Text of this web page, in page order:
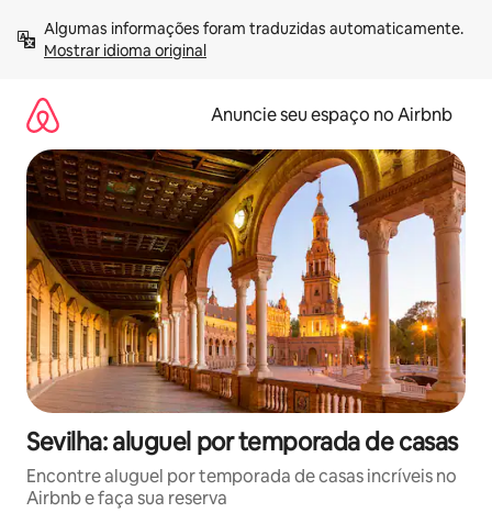
para
Mostrar idioma original
Anuncie seu espaço no Airbnb
Sevilha: aluguel por temporada de casas
Encontre aluguel por temporada de casas incríveis no
Airbnb e faça sua reserva